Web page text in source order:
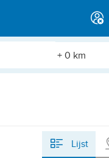
[Straal]
Lijst